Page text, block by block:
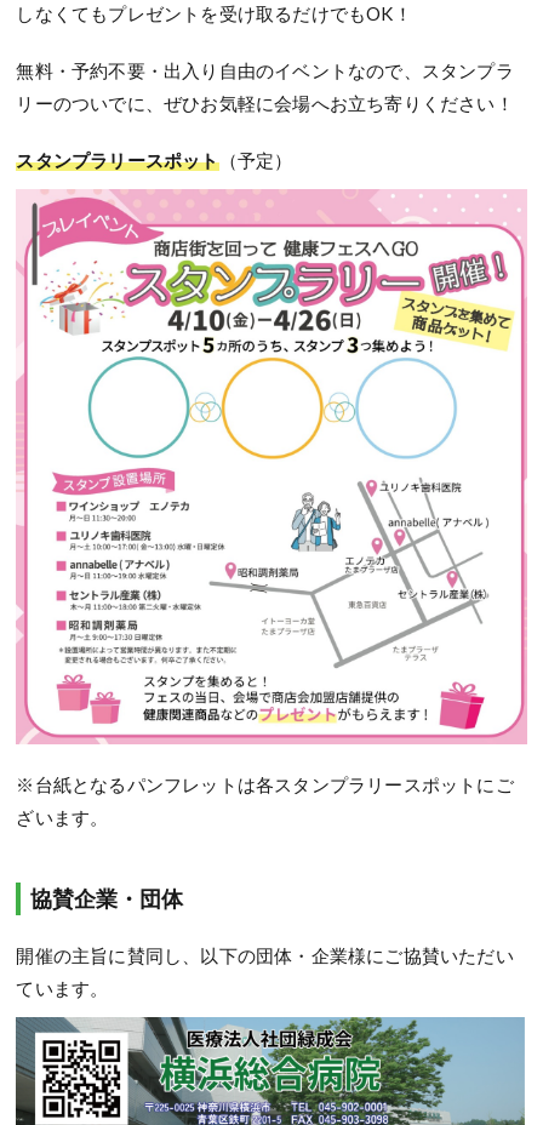
しなくてもプレゼントを受け取るだけでもOK！
無料・予約不要・出入り自由のイベントなので、スタンプラ
リーのついでに、ぜひお気軽に会場へお立ち寄りください！
スタンプラリースポット（予定）
※台紙となるパンフレットは各スタンプラリースポットにご
ざいます。
協賛企業・団体
開催の主旨に賛同し、以下の団体・企業様にご協賛いただい
ています。